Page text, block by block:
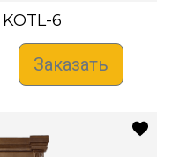
KOTL-6
Заказать